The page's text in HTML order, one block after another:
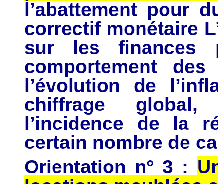
l’abattement pour
correctif monétaire
sur les finances
comportement
l’évolution de
chiffrage
l’incidence de la
certain nombre de
Orientation n° 3 :